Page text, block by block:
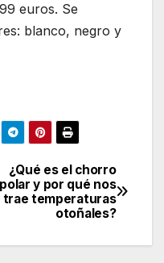
euros. Se
blanco, negro y
¿Qué es el chorro
polar y por qué nos
trae temperaturas
otoñales?